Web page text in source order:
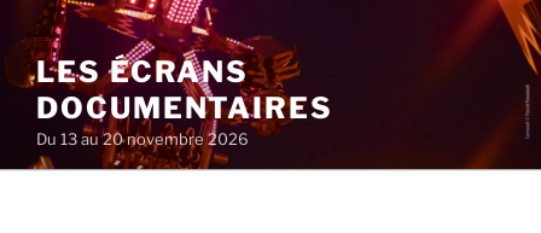
au
contenu
principal
LES ÉCRANS
DOCUMENTAIRES
Du 13 au 20 novembre 2026